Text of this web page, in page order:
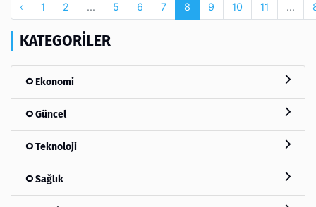
‹ 1 2 ... 5 6 7 8 9 10 11 ...
KATEGORILER
Ekonomi
Güncel
Teknoloji
Sağlık